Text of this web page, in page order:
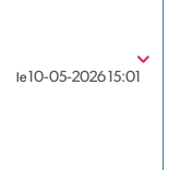
le‎10-05-202615:01